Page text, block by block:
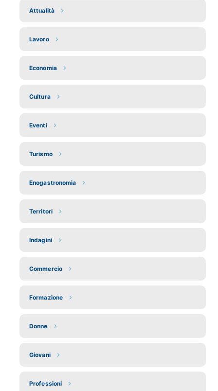
Attualità
Lavoro
Economia
Cultura
Eventi
Turismo
Enogastronomia
Territori
Indagini
Commercio
Formazione
Donne
Giovani
Professioni